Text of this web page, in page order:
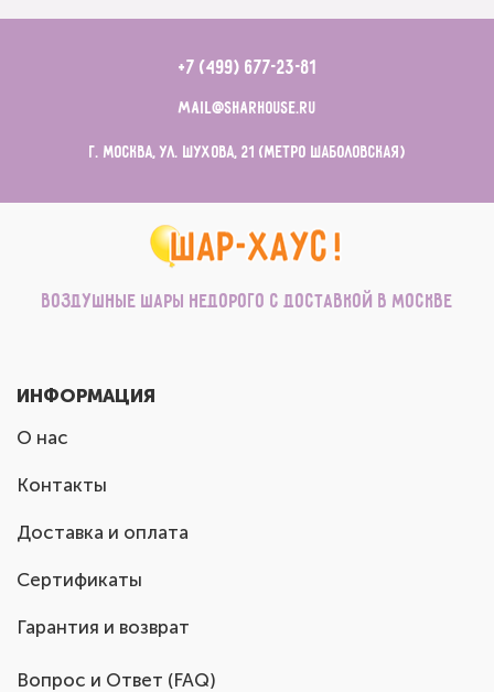
+7 (499) 677-23-81
mail@sharhouse.ru
г. Москва, ул. Шухова, 21 (метро Шаболовская)
Воздушные шары недорого с доставкой в Москве
ИНФОРМАЦИЯ
О нас
Контакты
Доставка и оплата
Сертификаты
Гарантия и возврат
Вопрос и Ответ (FAQ)